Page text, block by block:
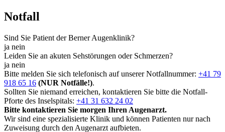
Notfall
Sind Sie Patient der Berner Augenklinik?
ja nein
Leiden Sie an akuten Sehstörungen oder Schmerzen?
ja nein
Bitte melden Sie sich telefonisch auf unserer Notfallnummer: +41 79
918 65 16 (NUR Notfälle!).
Sollten Sie niemand erreichen, kontaktieren Sie bitte die Notfall-
Pforte des Inselspitals: +41 31 632 24 02
Bitte kontaktieren Sie morgen Ihren Augenarzt.
Wir sind eine spezialisierte Klinik und können Patienten nur nach
Zuweisung durch den Augenarzt aufbieten.